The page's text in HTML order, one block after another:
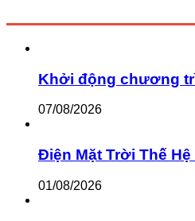
Khởi động chương
07/08/2026
Điện Mặt Trời Thế
01/08/2026